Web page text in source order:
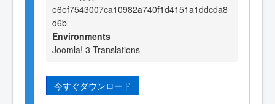
e6ef7543007ca10982a740f1d4151a1ddcda8
d6b
Environments
Joomla! 3 Translations
今すぐダウンロード